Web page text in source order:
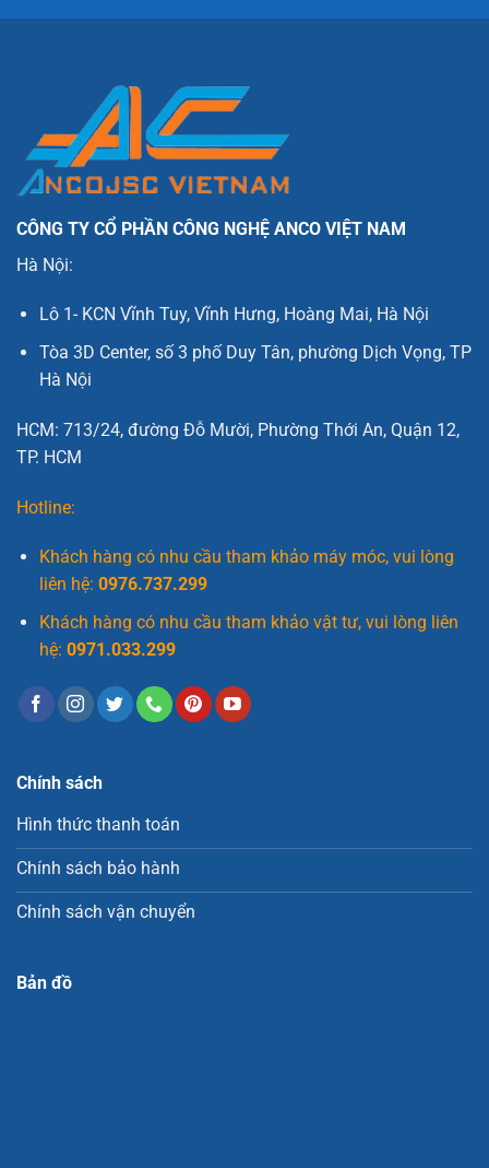
CÔNG TY CỔ PHẦN CÔNG NGHỆ ANCO VIỆT NAM
Hà Nội:
Lô 1- KCN Vĩnh Tuy, Vĩnh Hưng, Hoàng Mai, Hà Nội
Tòa 3D Center, số 3 phố Duy Tân, phường Dịch Vọng, TP
Hà Nội
HCM: 713/24, đường Đỗ Mười, Phường Thới An, Quận 12,
TP. HCM
Hotline:
Khách hàng có nhu cầu tham khảo máy móc, vui lòng
liên hệ: 0976.737.299
Khách hàng có nhu cầu tham khảo vật tư, vui lòng liên
hệ: 0971.033.299
Chính sách
Hình thức thanh toán
Chính sách bảo hành
Chính sách vận chuyển
Bản đồ